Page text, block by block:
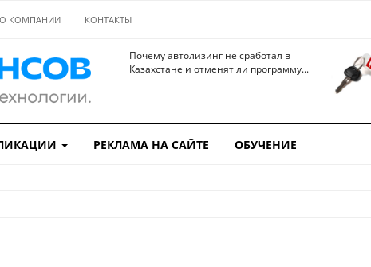
О КОМПАНИИ КОНТАКТЫ
Почему автолизинг не сработал в
Казахстане и отменят ли программу...
РЕКЛАМА НА САЙТЕ ОБУЧЕНИЕ